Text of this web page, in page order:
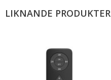
LIKNANDE PRODUKTER